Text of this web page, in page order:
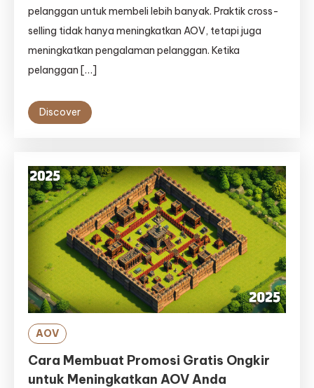
pelanggan untuk membeli lebih banyak. Praktik cross-
selling tidak hanya meningkatkan AOV, tetapi juga
meningkatkan pengalaman pelanggan. Ketika
pelanggan […]
Discover
AOV
Cara Membuat Promosi Gratis Ongkir
untuk Meningkatkan AOV Anda